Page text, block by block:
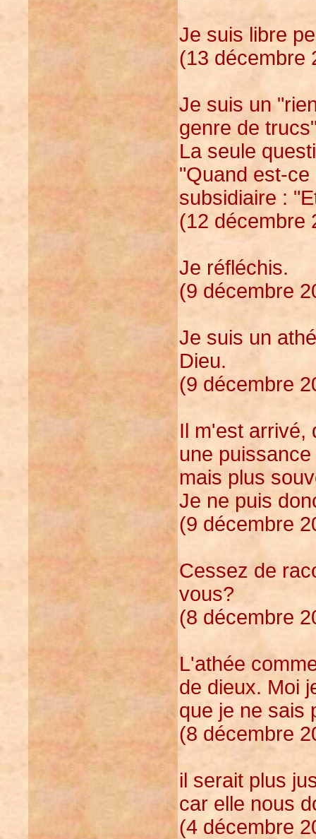
Je suis libre
(13 décembre
Je suis un
genre de
La seule
"Quand est-
subsidiaire :
(12 décembre
Je réfléchis.
(9 décembre
Je suis un
Dieu.
(9 décembre
Il m'est arrivé,
une
mais plus
Je ne puis
(9 décembre
Cessez de
vous?
(8 décembre
L'athée
de dieux. Moi
que je ne sais
(8 décembre
il serait plus
car elle nous
(4 décembre